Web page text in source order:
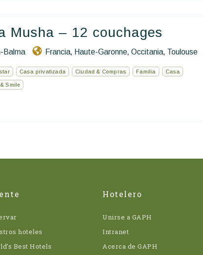
Musha – 12 couchages
Balma Francia, Haute-Garonne, Occitania, Toulouse
Casa privatizada Ciudad & Compras Familia Casa
Smile
hoteles
Best Hotels
Hotelero
Unirse a GAPH
Intranet
Acerca de GAPH